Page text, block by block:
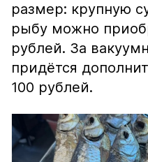
размер: крупную
рыбу можно
рублей. За
придётся
100 рублей.